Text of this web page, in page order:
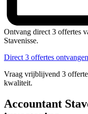
Ontvang direct 3 offertes
Stavenisse.
Direct 3 offertes ontvangen
Vraag vrijblijvend 3
kwaliteit.
Accountant